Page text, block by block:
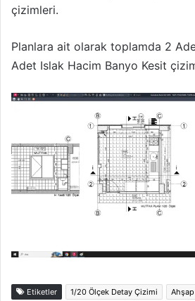
çizimleri.
Planlara ait olarak toplamda 2
Adet Islak Hacim Banyo Kesit
Etiketler 1/20 Ölçek Detay Çizimi Ahşap